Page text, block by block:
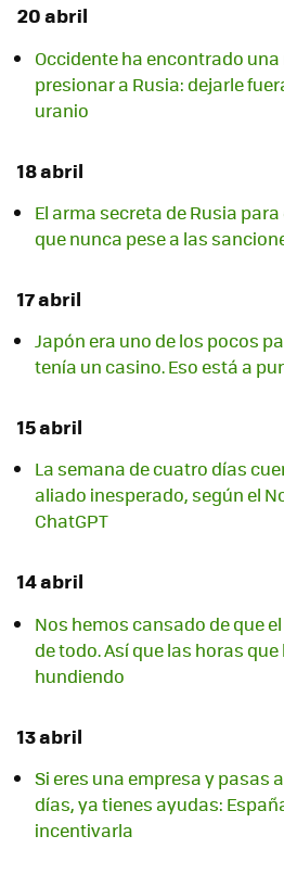
20 abril
Occidente ha encontrado
presionar a Rusia: dejarle
uranio
18 abril
El arma secreta de Rusia
que nunca pese a las
17 abril
Japón era uno de los pocos
tenía un casino. Eso está a
15 abril
La semana de cuatro días
aliado inesperado, según el
ChatGPT
14 abril
Nos hemos cansado de que
de todo. Así que las horas
hundiendo
13 abril
Si eres una empresa y pasas
días, ya tienes ayudas:
incentivarla